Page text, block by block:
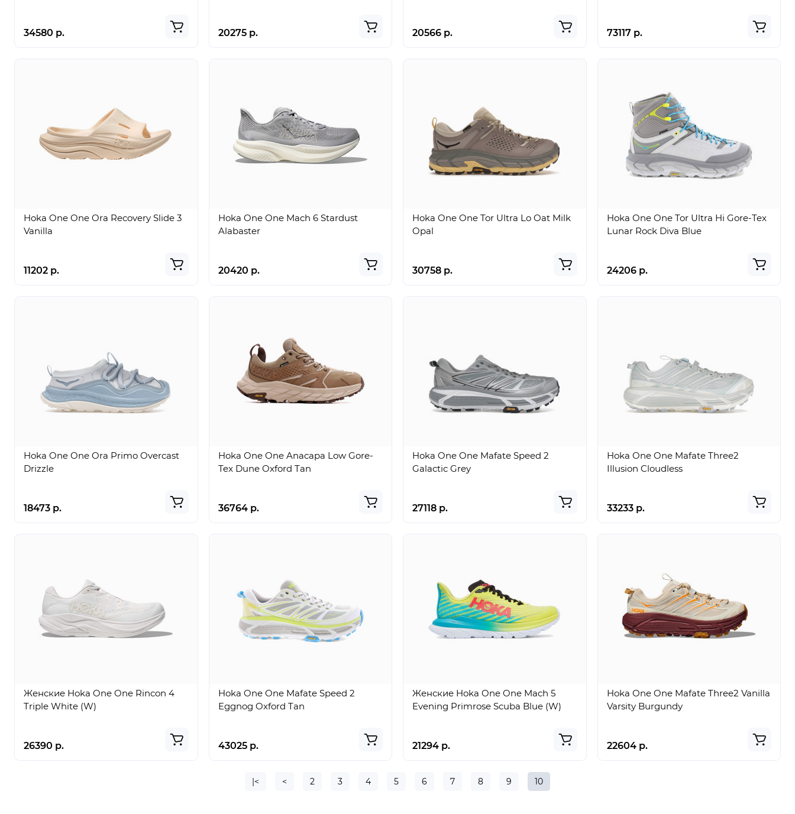
34580 р. 20275 р. 20566 р. 73117 р.
Hoka One One Ora Recovery Slide 3
Vanilla
11202 р.
Hoka One One Mach 6 Stardust
Alabaster
20420 р.
Hoka One One Tor Ultra Lo Oat Milk
Opal
30758 р.
Hoka One One Tor Ultra Hi Gore-Tex
Lunar Rock Diva Blue
24206 р.
Hoka One One Ora Primo Overcast
Drizzle
18473 р.
Hoka One One Anacapa Low Gore-
Tex Dune Oxford Tan
36764 р.
Hoka One One Mafate Speed 2
Galactic Grey
27118 р.
Hoka One One Mafate Three2
Illusion Cloudless
33233 р.
Женские Hoka One One Rincon 4
Triple White (W)
26390 р.
Hoka One One Mafate Speed 2
Eggnog Oxford Tan
43025 р.
Женские Hoka One One Mach 5
Evening Primrose Scuba Blue (W)
21294 р.
Hoka One One Mafate Three2 Vanilla
Varsity Burgundy
22604 р.
|< < 2 3 4 5 6 7 8 9 10